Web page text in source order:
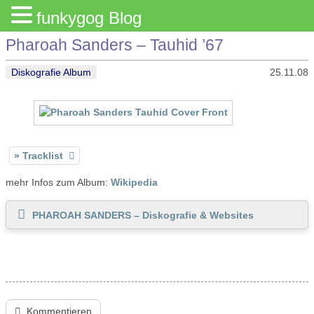
Pharoah Sanders – Tauhid ’67
Diskografie Album 25.11.08
Tracklist
mehr Infos zum Album: Wikipedia
PHAROAH SANDERS – Diskografie & Websites
Kommentieren
funkygog Blog